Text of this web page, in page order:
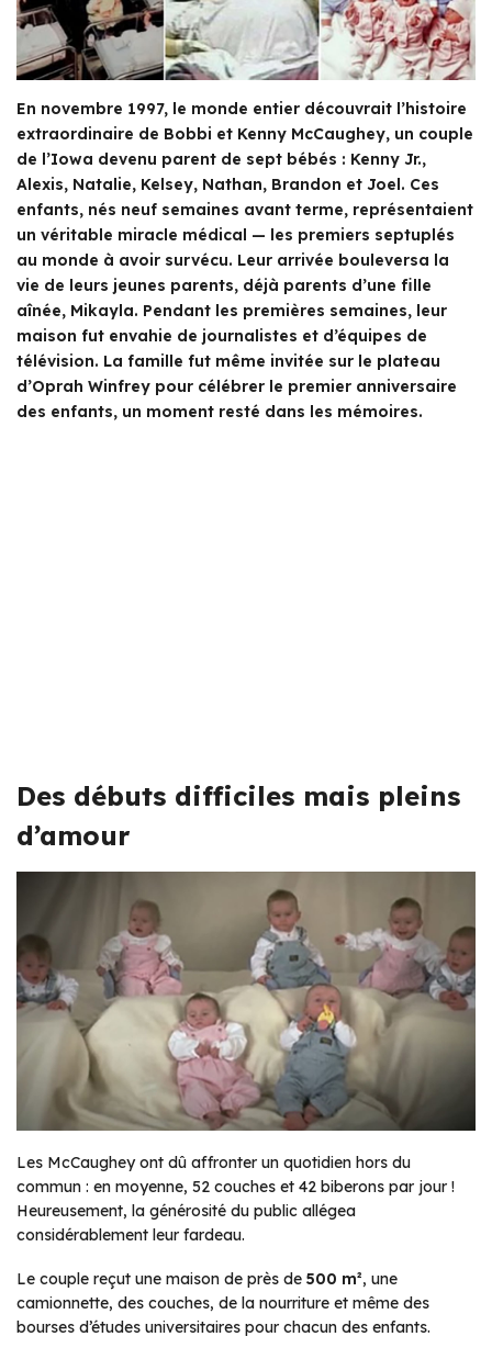
En novembre 1997, le monde entier découvrait l’histoire
extraordinaire de Bobbi et Kenny McCaughey, un couple
de l’Iowa devenu parent de sept bébés : Kenny Jr.,
Alexis, Natalie, Kelsey, Nathan, Brandon et Joel. Ces
enfants, nés neuf semaines avant terme, représentaient
un véritable miracle médical — les premiers septuplés
au monde à avoir survécu. Leur arrivée bouleversa la
vie de leurs jeunes parents, déjà parents d’une fille
aînée, Mikayla. Pendant les premières semaines, leur
maison fut envahie de journalistes et d’équipes de
télévision. La famille fut même invitée sur le plateau
d’Oprah Winfrey pour célébrer le premier anniversaire
des enfants, un moment resté dans les mémoires.
Des débuts difficiles mais pleins
d’amour
Les McCaughey ont dû affronter un quotidien hors du
commun : en moyenne, 52 couches et 42 biberons par jour !
Heureusement, la générosité du public allégea
considérablement leur fardeau.
Le couple reçut une maison de près de 500 m², une
camionnette, des couches, de la nourriture et même des
bourses d’études universitaires pour chacun des enfants.